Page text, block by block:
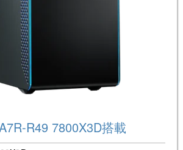
R49 7800X3D搭載